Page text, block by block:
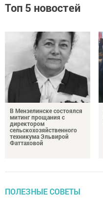
Топ 5 новостей
В Мензелинске состоялся
митинг прощания с
директором
сельскохозяйственного
техникума Эльвирой
Фаттаховой
ПОЛЕЗНЫЕ СОВЕТЫ